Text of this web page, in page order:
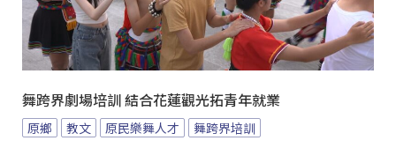
舞跨界劇場培訓 結合花蓮觀光拓青年就業
原鄉 教文 原民樂舞人才 舞跨界培訓